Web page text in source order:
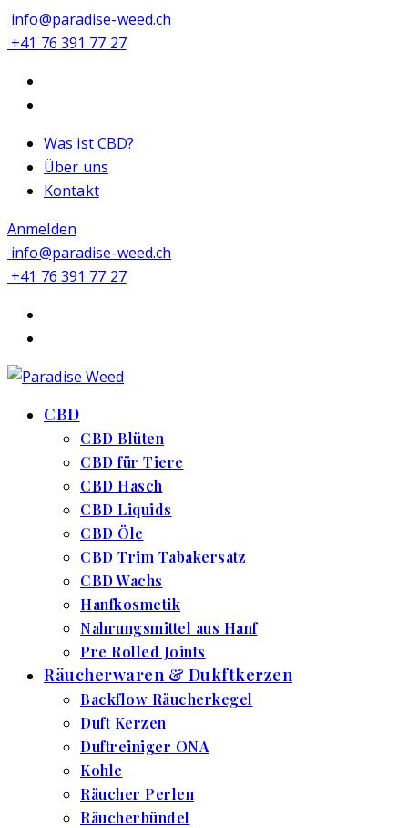
info@paradise-weed.ch
+41 76 391 77 27
Was ist CBD?
Über uns
Kontakt
Anmelden
info@paradise-weed.ch
+41 76 391 77 27
CBD
CBD Blüten
CBD für Tiere
CBD Hasch
CBD Liquids
CBD Öle
CBD Trim Tabakersatz
CBD Wachs
Hanfkosmetik
Nahrungsmittel aus Hanf
Pre Rolled Joints
Räucherwaren & Dukftkerzen
Backflow Räucherkegel
Duft Kerzen
Duftreiniger ONA
Kohle
Räucher Perlen
Räucherbündel